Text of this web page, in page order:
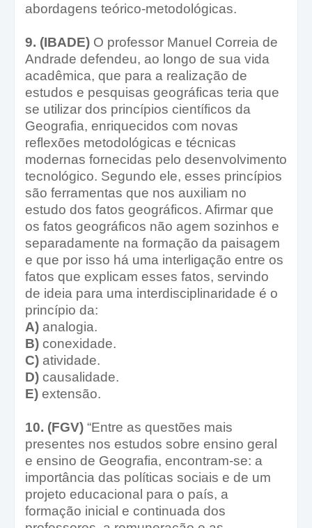
abordagens teórico-metodológicas.
9. (IBADE) O professor Manuel Correia de
Andrade defendeu, ao longo de sua vida
acadêmica, que para a realização de
estudos e pesquisas geográficas teria que
se utilizar dos princípios científicos da
Geografia, enriquecidos com novas
reflexões metodológicas e técnicas
modernas fornecidas pelo desenvolvimento
tecnológico. Segundo ele, esses princípios
são ferramentas que nos auxiliam no
estudo dos fatos geográficos. Afirmar que
os fatos geográficos não agem sozinhos e
separadamente na formação da paisagem
e que por isso há uma interligação entre os
fatos que explicam esses fatos, servindo
de ideia para uma interdisciplinaridade é o
princípio da:
A) analogia.
B) conexidade.
C) atividade.
D) causalidade.
E) extensão.
10. (FGV) “Entre as questões mais
presentes nos estudos sobre ensino geral
e ensino de Geografia, encontram-se: a
importância das políticas sociais e de um
projeto educacional para o país, a
formação inicial e continuada dos